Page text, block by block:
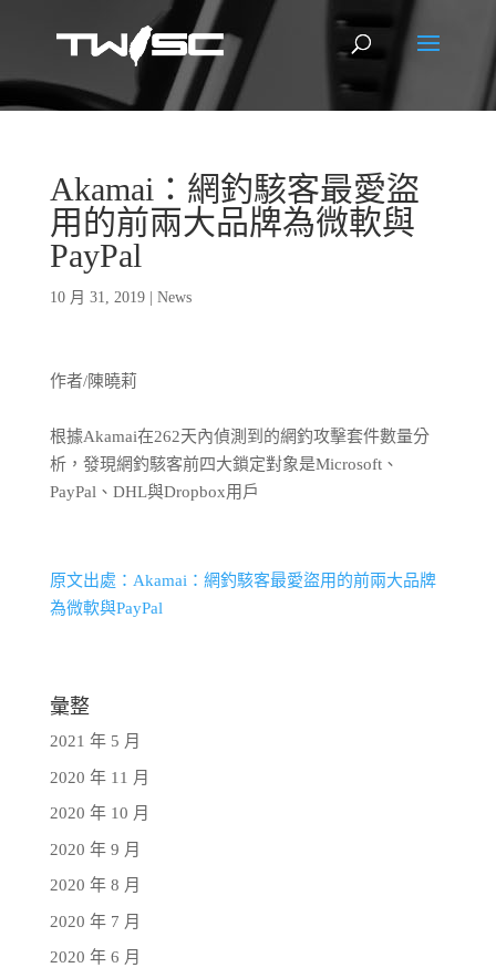
Akamai：網釣駭客最愛盜
用的前兩大品牌為微軟與
PayPal
10 月 31, 2019| News
作者/陳曉莉
根據Akamai在262天內偵測到的網釣攻擊套件數量分
析，發現網釣駭客前四大鎖定對象是Microsoft、
PayPal、DHL與Dropbox用戶
原文出處：Akamai：網釣駭客最愛盜用的前兩大品牌
為微軟與PayPal
彙整
2021 年 5 月
2020 年 11 月
2020 年 10 月
2020 年 9 月
2020 年 8 月
2020 年 7 月
2020 年 6 月